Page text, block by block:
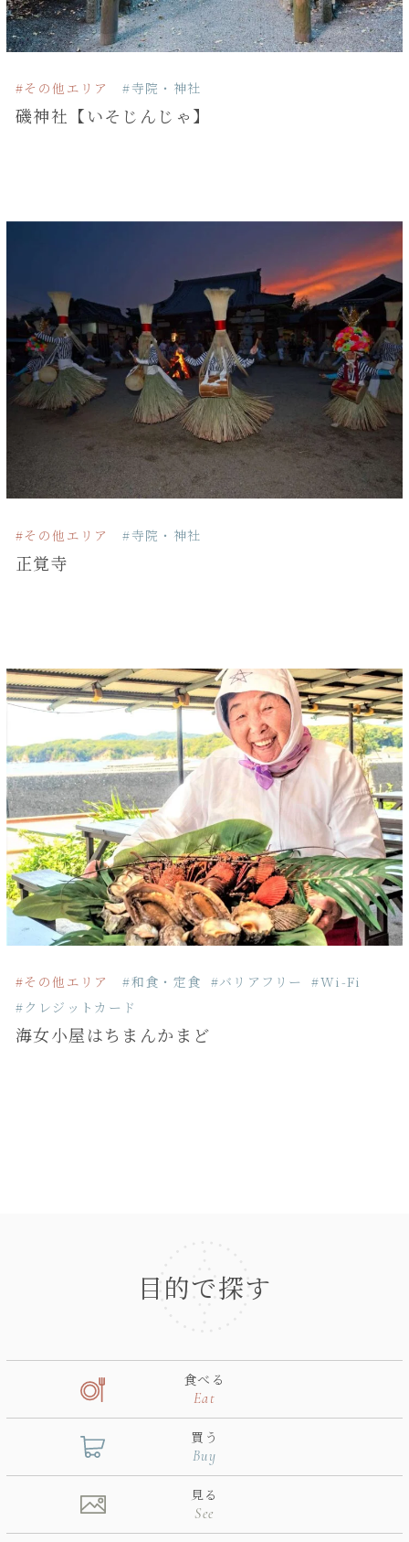
#その他エリア #寺院・神社
磯神社【いそじんじゃ】
#その他エリア #寺院・神社
正覚寺
#その他エリア #和食・定食 #バリアフリー
#Wi-Fi
#クレジットカード
海女小屋はちまんかまど
目的で探す
食べる
Eat
買う
Buy
見る
See